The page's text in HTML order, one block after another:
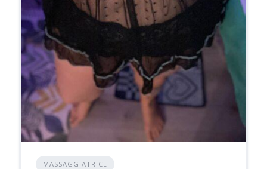
MASSAGGIATRICE